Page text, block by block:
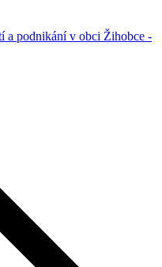
a podnikání v obci Žihobce -